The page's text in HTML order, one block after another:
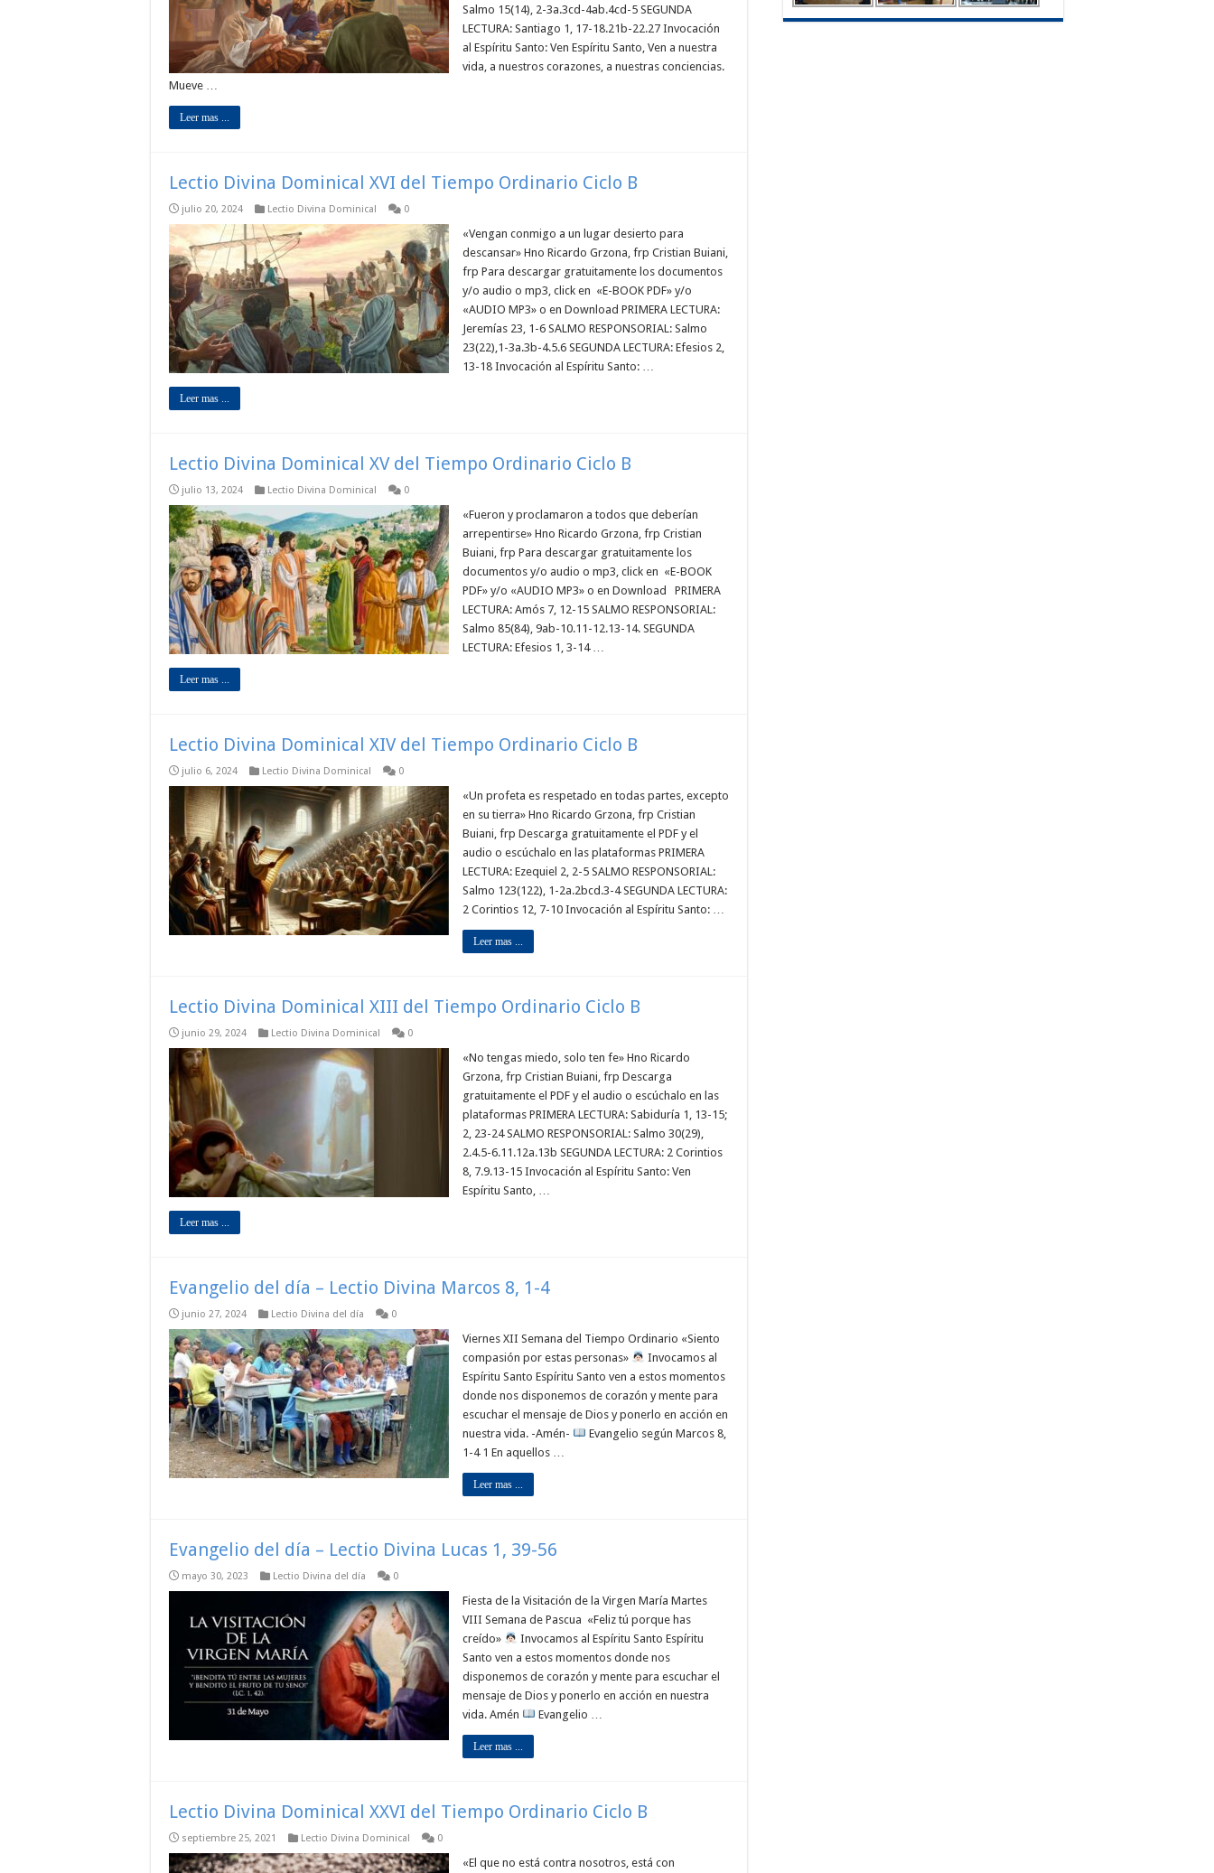
Salmo 15(14), 2-3a.3cd-4ab.4cd-5 SEGUNDA
LECTURA: Santiago 1, 17-18.21b-22.27 Invocación
al Espíritu Santo: Ven Espíritu Santo, Ven a nuestra
vida, a nuestros corazones, a nuestras conciencias.
Mueve …
Leer mas ...
Lectio Divina Dominical XVI del Tiempo Ordinario Ciclo B
julio 20, 2024 Lectio Divina Dominical 0
«Vengan conmigo a un lugar desierto para
descansar» Hno Ricardo Grzona, frp Cristian Buiani,
frp Para descargar gratuitamente los documentos
y/o audio o mp3, click en «E-BOOK PDF» y/o
«AUDIO MP3» o en Download PRIMERA LECTURA:
Jeremías 23, 1-6 SALMO RESPONSORIAL: Salmo
23(22),1-3a.3b-4.5.6 SEGUNDA LECTURA: Efesios 2,
13-18 Invocación al Espíritu Santo: …
Leer mas ...
Lectio Divina Dominical XV del Tiempo Ordinario Ciclo B
julio 13, 2024 Lectio Divina Dominical 0
«Fueron y proclamaron a todos que deberían
arrepentirse» Hno Ricardo Grzona, frp Cristian
Buiani, frp Para descargar gratuitamente los
documentos y/o audio o mp3, click en «E-BOOK
PDF» y/o «AUDIO MP3» o en Download PRIMERA
LECTURA: Amós 7, 12-15 SALMO RESPONSORIAL:
Salmo 85(84), 9ab-10.11-12.13-14. SEGUNDA
LECTURA: Efesios 1, 3-14 …
Leer mas ...
Lectio Divina Dominical XIV del Tiempo Ordinario Ciclo B
julio 6, 2024 Lectio Divina Dominical 0
«Un profeta es respetado en todas partes, excepto
en su tierra» Hno Ricardo Grzona, frp Cristian
Buiani, frp Descarga gratuitamente el PDF y el
audio o escúchalo en las plataformas PRIMERA
LECTURA: Ezequiel 2, 2-5 SALMO RESPONSORIAL:
Salmo 123(122), 1-2a.2bcd.3-4 SEGUNDA LECTURA:
2 Corintios 12, 7-10 Invocación al Espíritu Santo: …
Leer mas ...
Lectio Divina Dominical XIII del Tiempo Ordinario Ciclo B
junio 29, 2024 Lectio Divina Dominical 0
«No tengas miedo, solo ten fe» Hno Ricardo
Grzona, frp Cristian Buiani, frp Descarga
gratuitamente el PDF y el audio o escúchalo en las
plataformas PRIMERA LECTURA: Sabiduría 1, 13-15;
2, 23-24 SALMO RESPONSORIAL: Salmo 30(29),
2.4.5-6.11.12a.13b SEGUNDA LECTURA: 2 Corintios
8, 7.9.13-15 Invocación al Espíritu Santo: Ven
Espíritu Santo, …
Leer mas ...
Evangelio del día – Lectio Divina Marcos 8, 1-4
junio 27, 2024 Lectio Divina del día 0
Viernes XII Semana del Tiempo Ordinario «Siento
compasión por estas personas»
Invocamos al
Espíritu Santo Espíritu Santo ven a estos momentos
donde nos disponemos de corazón y mente para
escuchar el mensaje de Dios y ponerlo en acción en
nuestra vida. -Amén-
Evangelio según Marcos 8,
1-4 1 En aquellos …
Leer mas ...
Evangelio del día – Lectio Divina Lucas 1, 39-56
mayo 30, 2023 Lectio Divina del día 0
Fiesta de la Visitación de la Virgen María Martes
VIII Semana de Pascua «Feliz tú porque has
creído»
Invocamos al Espíritu Santo Espíritu
Santo ven a estos momentos donde nos
disponemos de corazón y mente para escuchar el
mensaje de Dios y ponerlo en acción en nuestra
vida. Amén
Evangelio …
Leer mas ...
Lectio Divina Dominical XXVI del Tiempo Ordinario Ciclo B
septiembre 25, 2021 Lectio Divina Dominical 0
«El que no está contra nosotros, está con